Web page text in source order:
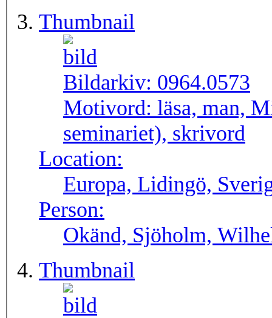
Thumbnail
Bildarkiv: 0964.0573
Motivord: läsa, man,
seminariet), skrivord
Location:
Europa, Lidingö,
Person:
Okänd, Sjöholm,
Thumbnail